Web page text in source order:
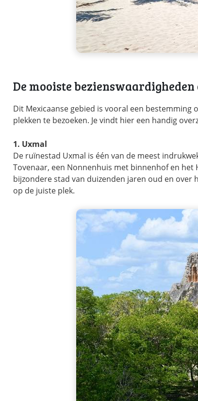
De mooiste bezienswaardigheden
Dit Mexicaanse gebied is vooral een bestemming
plekken te bezoeken. Je vindt hier een handig
1. Uxmal
De ruïnestad Uxmal is één van de meest
Tovenaar, een Nonnenhuis met binnenhof en het
bijzondere stad van duizenden jaren oud en over
op de juiste plek.